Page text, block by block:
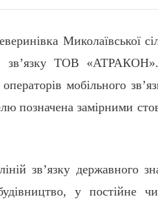
Миколаївської
зв’язку ТОВ
мобільного
позначена замірними
зв’язку державного
у постійне